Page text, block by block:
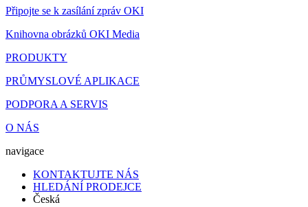
Připojte se k zasílání zpráv OKI
Knihovna obrázků OKI Media
PRODUKTY
PRŮMYSLOVÉ APLIKACE
PODPORA A SERVIS
O NÁS
navigace
KONTAKTUJTE NÁS
HLEDÁNÍ PRODEJCE
Česká